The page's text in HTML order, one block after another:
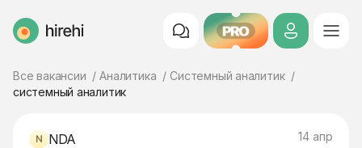
HireHi PRO
Все вакансии Аналитика
Системный аналитик
системный аналитик
NDA 14 апр